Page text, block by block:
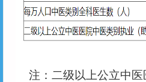
注：二级以上公立中